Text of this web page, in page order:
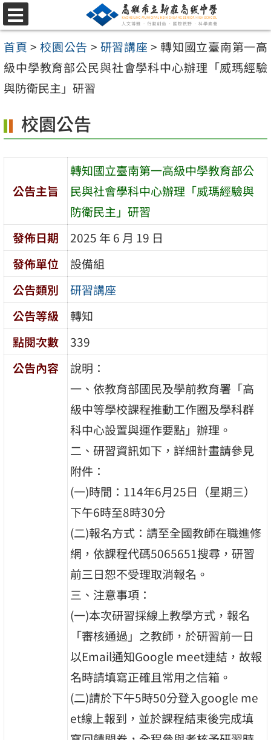
跳
至
主
要
內
區
選
單
首頁 > 校園公告 > 研習講座 > 轉知國立臺南第一高
級中學教育部公民與社會學科中心辦理「威瑪經驗
與防衛民主」研習
校園公告
公告主旨
轉知國立臺南第一高級中學教育部公
民與社會學科中心辦理「威瑪經驗與
防衛民主」研習
發佈日期
2025 年 6 月 19 日
發佈單位
設備組
公告類別
研習講座
公告等級
轉知
點閱次數
339
公告內容
說明：
一、依教育部國民及學前教育署「高
級中等學校課程推動工作圈及學科群
科中心設置與運作要點」辦理。
二、研習資訊如下，詳細計畫請參見
附件：
(一)時間：114年6月25日（星期三）
下午6時至8時30分
(二)報名方式：請至全國教師在職進修
網，依課程代碼5065651搜尋，研習
前三日恕不受理取消報名。
三、注意事項：
(一)本次研習採線上教學方式，報名
「審核通過」之教師，於研習前一日
以Email通知Google meet連結，故報
名時請填寫正確且常用之信箱。
(二)請於下午5時50分登入google me
et線上報到，並於課程結束後完成填